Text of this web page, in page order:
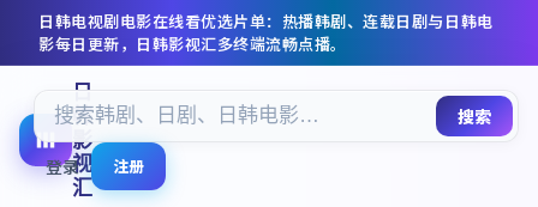
日韩电视剧电影在线看优选片单：热播韩剧、连载日剧与日韩电
影每日更新， 日韩影视汇多终端流畅点播。
日
韩
影
视
汇
搜索
登录 注册